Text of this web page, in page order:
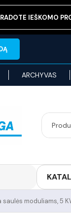
IEŠKOMO
ARCHYVAS
moduliams, 5